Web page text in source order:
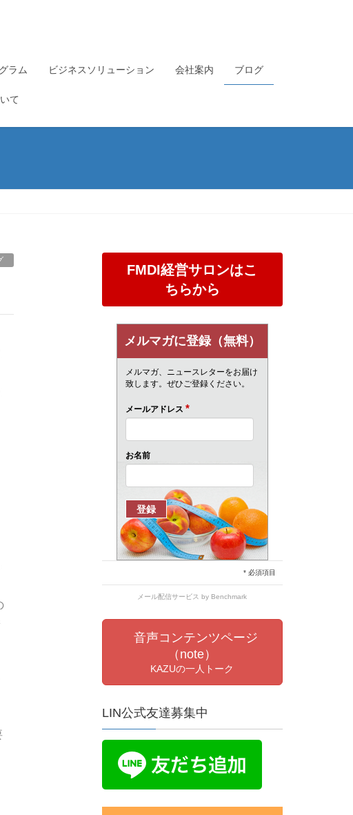
ラム ビジネスソリューション 会社案内 ブログ
て
FMDI経営サロンはこ
ちらから
メルマガに登録（無料）
メルマガ、ニュースレターをお届け
致します。ぜひご登録ください。
メールアドレス *
お名前
* 必須項目
メール配信サービス by Benchmark
音声コンテンツページ
（note）
KAZUの一人トーク
LIN公式友達募集中